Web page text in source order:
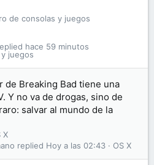
de consolas y juegos
juegos
hace 59 minutos
de Breaking Bad tiene una
Y no va de drogas, sino de
salvar al mundo de la
X
OS X
Hoy a las 02:43